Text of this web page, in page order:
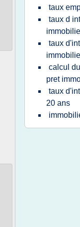
taux
taux d
taux
calcul
pret
taux
20 ans